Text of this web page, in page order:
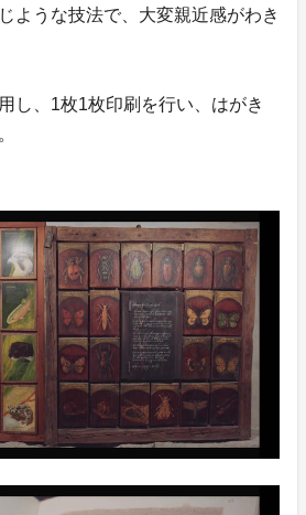
ような技法で、大変親近感がわき
し、1枚1枚印刷を行い、はがき